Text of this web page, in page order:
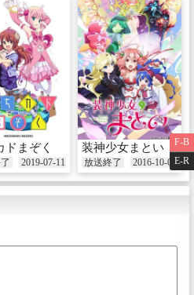
ないうちにレベルMAXになってま
ドまぞく
2019-07-11
装神少女まとい
放送終了 2016-10-04
F-B
E-R